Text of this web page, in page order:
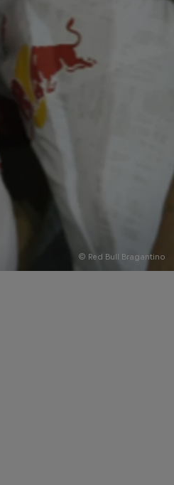
© Red Bull Bragantino